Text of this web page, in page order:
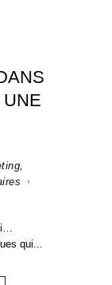
UNE
,
qui...